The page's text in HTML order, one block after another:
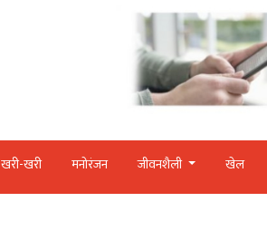
खरी-खरी मनोरंजन जीवनशैली खेल